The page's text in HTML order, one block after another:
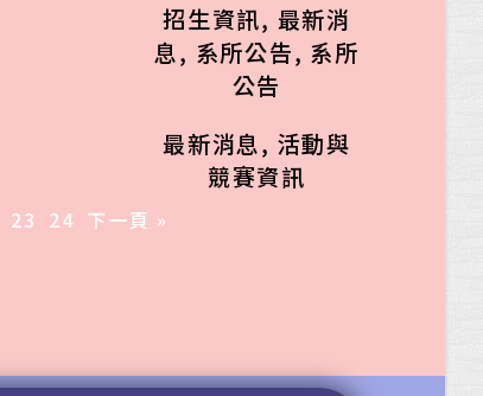
招生資訊, 最新消
息, 系所公告, 系所
公告
最新消息, 活動與
競賽資訊
23 24 下一頁 »